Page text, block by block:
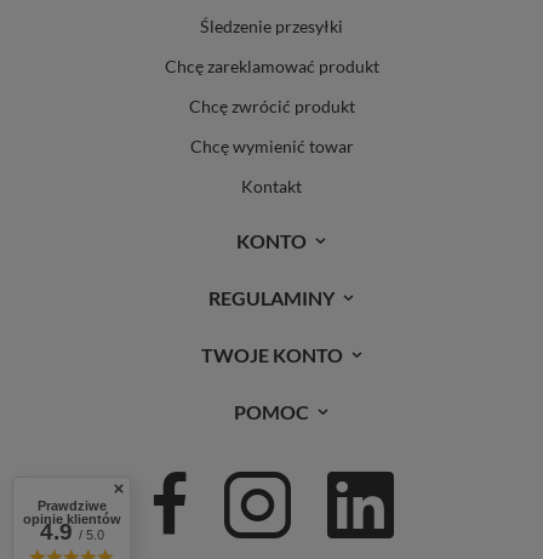
Śledzenie przesyłki
Chcę zareklamować produkt
Chcę zwrócić produkt
Chcę wymienić towar
Kontakt
KONTO
REGULAMINY
TWOJE KONTO
POMOC
Prawdziwe
opinie klientów
4.9/ 5.0